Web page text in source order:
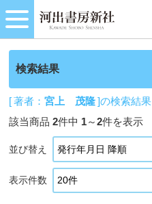
検索結果
[ 著者：宮上 茂隆]の検索結果
該当商品2件中 1～2件を表示
並び替え
表示件数